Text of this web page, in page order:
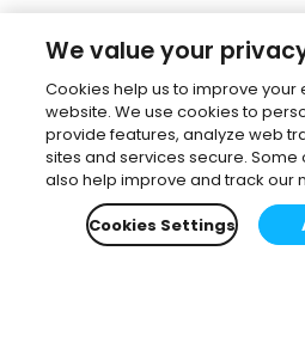
We value your
Cookies help us to improve your
website. We use cookies to
provide features, analyze web
sites and services secure. Some
also help improve and track our
Cookies Settings